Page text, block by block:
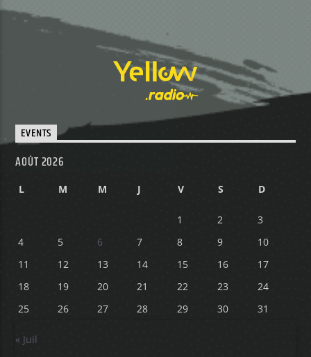
EVENTS
AOÛT 2026
L M M J V S D
1 2
3
4
5 6 7 8 9
10
11
12 13 14 15 16
17
18
19 20 21 22 23
24
25
26 27 28 29 30 31
« Juil